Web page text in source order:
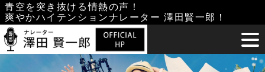
Skip
to
content
青空を突き抜ける情熱の声！
爽やかハイテンションナレーター 澤田賢一郎！